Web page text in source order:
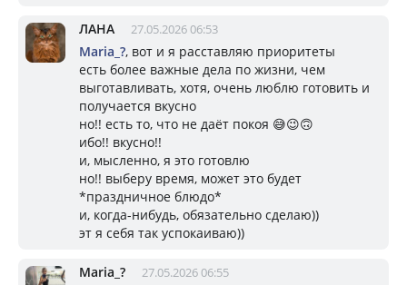
ЛАНА 27.05.2026 06:53
Mariа_?, вот и я расставляю приоритеты
есть более важные дела по жизни, чем
выготавливать, хотя, очень люблю готовить и
получается вкусно
но!! есть то, что не даёт покоя 😅😉🙃
ибо!! вкусно!!
и, мысленно, я это готовлю
но!! выберу время, может это будет
*праздничное блюдо*
и, когда-нибудь, обязательно сделаю))
эт я себя так успокаиваю))
Mariа_? 27.05.2026 06:55